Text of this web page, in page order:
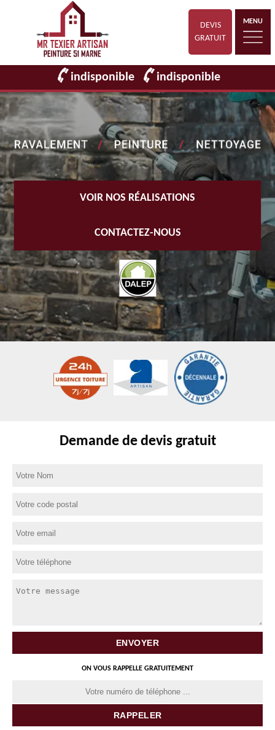
DEVIS
GRATUIT
MENU
indisponible indisponible
VOIR NOS RÉALISATIONS
CONTACTEZ-NOUS
Demande de devis gratuit
ON VOUS RAPPELLE GRATUITEMENT